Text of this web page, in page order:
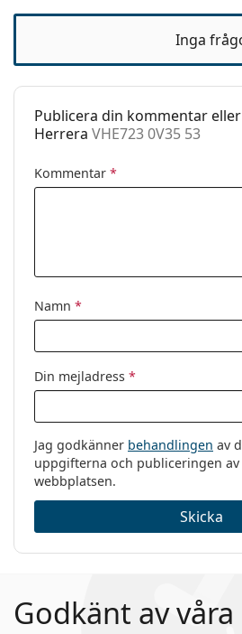
Tillbehör
Övrigt
Kön:
Dam
Kategori:
Inga
Publicera din kommentar
Herrera VHE723 0V35 53
Kommentar *
Namn *
Din mejladress *
Jag godkänner behandlingen av
uppgifterna och publiceringen
webbplatsen.
Skicka
Godkänt av